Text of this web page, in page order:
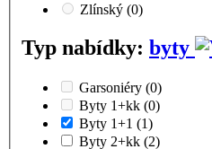
Zlínský (0)
Typ nabídky: byty
Garsoniéry (0)
Byty 1+kk (0)
Byty 1+1 (1)
Byty 2+kk (2)